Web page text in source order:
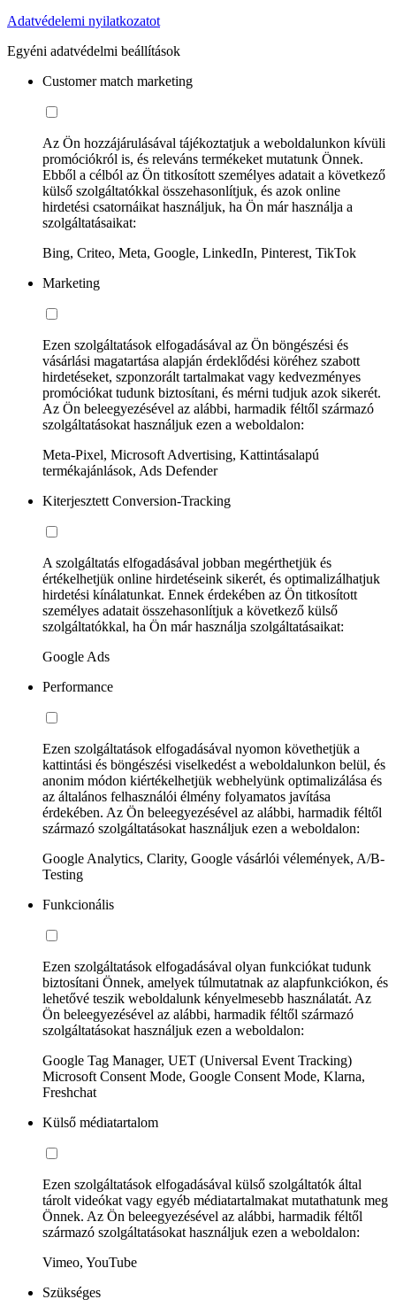
Adatvédelemi nyilatkozatot
Egyéni adatvédelmi beállítások
Customer match marketing
Az Ön hozzájárulásával tájékoztatjuk a weboldalunkon kívüli
promóciókról is, és releváns termékeket mutatunk Önnek.
Ebből a célból az Ön titkosított személyes adatait a következő
külső szolgáltatókkal összehasonlítjuk, és azok online
hirdetési csatornáikat használjuk, ha Ön már használja a
szolgáltatásaikat:
Bing, Criteo, Meta, Google, LinkedIn, Pinterest, TikTok
Marketing
Ezen szolgáltatások elfogadásával az Ön böngészési és
vásárlási magatartása alapján érdeklődési köréhez szabott
hirdetéseket, szponzorált tartalmakat vagy kedvezményes
promóciókat tudunk biztosítani, és mérni tudjuk azok sikerét.
Az Ön beleegyezésével az alábbi, harmadik féltől származó
szolgáltatásokat használjuk ezen a weboldalon:
Meta-Pixel, Microsoft Advertising, Kattintásalapú
termékajánlások, Ads Defender
Kiterjesztett Conversion-Tracking
A szolgáltatás elfogadásával jobban megérthetjük és
értékelhetjük online hirdetéseink sikerét, és optimalizálhatjuk
hirdetési kínálatunkat. Ennek érdekében az Ön titkosított
személyes adatait összehasonlítjuk a következő külső
szolgáltatókkal, ha Ön már használja szolgáltatásaikat:
Google Ads
Performance
Ezen szolgáltatások elfogadásával nyomon követhetjük a
kattintási és böngészési viselkedést a weboldalunkon belül, és
anonim módon kiértékelhetjük webhelyünk optimalizálása és
az általános felhasználói élmény folyamatos javítása
érdekében. Az Ön beleegyezésével az alábbi, harmadik féltől
származó szolgáltatásokat használjuk ezen a weboldalon:
Google Analytics, Clarity, Google vásárlói vélemények, A/B-
Testing
Funkcionális
Ezen szolgáltatások elfogadásával olyan funkciókat tudunk
biztosítani Önnek, amelyek túlmutatnak az alapfunkciókon, és
lehetővé teszik weboldalunk kényelmesebb használatát. Az
Ön beleegyezésével az alábbi, harmadik féltől származó
szolgáltatásokat használjuk ezen a weboldalon:
Google Tag Manager, UET (Universal Event Tracking)
Microsoft Consent Mode, Google Consent Mode, Klarna,
Freshchat
Külső médiatartalom
Ezen szolgáltatások elfogadásával külső szolgáltatók által
tárolt videókat vagy egyéb médiatartalmakat mutathatunk meg
Önnek. Az Ön beleegyezésével az alábbi, harmadik féltől
származó szolgáltatásokat használjuk ezen a weboldalon:
Vimeo, YouTube
Szükséges